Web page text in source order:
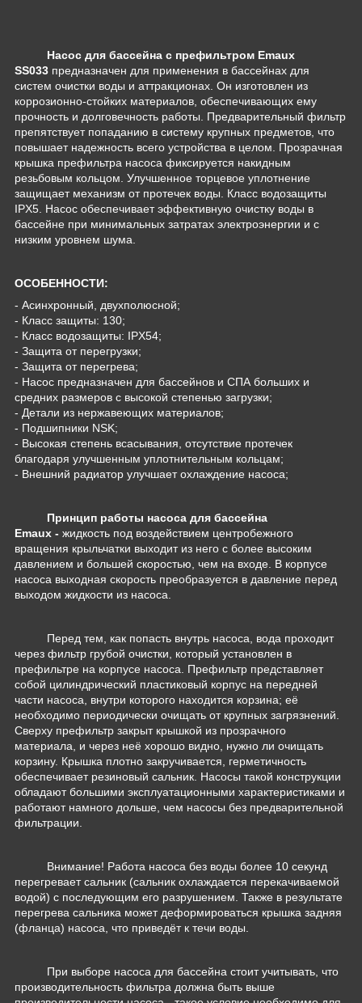
Насос для бассейна с префильтром Emaux
SS033 предназначен для применения в бассейнах для
систем очистки воды и аттракционах. Он изготовлен из
коррозионно-стойких материалов, обеспечивающих ему
прочность и долговечность работы. Предварительный фильтр
препятствует попаданию в систему крупных предметов, что
повышает надежность всего устройства в целом. Прозрачная
крышка префильтра насоса фиксируется накидным
резьбовым кольцом. Улучшенное торцевое уплотнение
защищает механизм от протечек воды. Класс водозащиты
IPX5. Насос обеспечивает эффективную очистку воды в
бассейне при минимальных затратах электроэнергии и с
низким уровнем шума.
ОСОБЕННОСТИ:
- Асинхронный, двухполюсной;
- Класс защиты: 130;
- Класс водозащиты: IPX54;
- Защита от перегрузки;
- Защита от перегрева;
- Насос предназначен для бассейнов и СПА больших и
средних размеров с высокой степенью загрузки;
- Детали из нержавеющих материалов;
- Подшипники NSK;
- Высокая степень всасывания, отсутствие протечек
благодаря улучшенным уплотнительным кольцам;
- Внешний радиатор улучшает охлаждение насоса;
Принцип работы насоса для бассейна
Emaux - жидкость под воздействием центробежного
вращения крыльчатки выходит из него с более высоким
давлением и большей скоростью, чем на входе. В корпусе
насоса выходная скорость преобразуется в давление перед
выходом жидкости из насоса.
Перед тем, как попасть внутрь насоса, вода проходит
через фильтр грубой очистки, который установлен в
префильтре на корпусе насоса. Префильтр представляет
собой цилиндрический пластиковый корпус на передней
части насоса, внутри которого находится корзина; её
необходимо периодически очищать от крупных загрязнений.
Сверху префильтр закрыт крышкой из прозрачного
материала, и через неё хорошо видно, нужно ли очищать
корзину. Крышка плотно закручивается, герметичность
обеспечивает резиновый сальник. Насосы такой конструкции
обладают большими эксплуатационными характеристиками и
работают намного дольше, чем насосы без предварительной
фильтрации.
Внимание! Работа насоса без воды более 10 секунд
перегревает сальник (сальник охлаждается перекачиваемой
водой) с последующим его разрушением. Также в результате
перегрева сальника может деформироваться крышка задняя
(фланца) насоса, что приведёт к течи воды.
При выборе насоса для бассейна стоит учитывать, что
производительность фильтра должна быть выше